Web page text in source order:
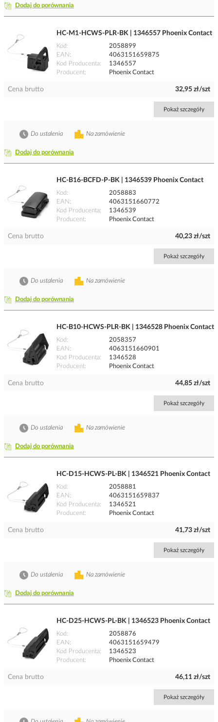
Dodaj do porównania
HC-M1-HCWS-PLR-BK | 1346557 Phoenix Contact
Kod
2058899
EAN
4063151659875
Kod Producenta
1346557
Producent
Phoenix Contact
Cena brutto 32,95 zł/szt
Pokaż szczegóły
Dodaj do porównania
Na zamówienie
Do ustalenia
HC-B16-BCFD-P-BK | 1346539 Phoenix Contact
Kod
2058883
EAN
4063151660772
Kod Producenta
1346539
Producent
Phoenix Contact
Cena brutto 40,23 zł/szt
Pokaż szczegóły
Dodaj do porównania
Na zamówienie
Do ustalenia
HC-B10-HCWS-PLR-BK | 1346528 Phoenix Contact
Kod
2058357
EAN
4063151660901
Kod Producenta
1346528
Producent
Phoenix Contact
Cena brutto 44,85 zł/szt
Pokaż szczegóły
Dodaj do porównania
Na zamówienie
Do ustalenia
HC-D15-HCWS-PL-BK | 1346521 Phoenix Contact
Kod
2058881
EAN
4063151659837
Kod Producenta
1346521
Producent
Phoenix Contact
Cena brutto 41,73 zł/szt
Pokaż szczegóły
Dodaj do porównania
Na zamówienie
Do ustalenia
HC-D25-HCWS-PL-BK | 1346523 Phoenix Contact
Kod
2058876
EAN
4063151659479
Kod Producenta
1346523
Producent
Phoenix Contact
Cena brutto 46,11 zł/szt
Pokaż szczegóły